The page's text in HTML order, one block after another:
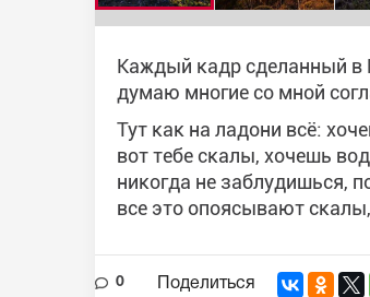
Каждый кадр сделанный в
думаю многие со мной
Тут как на ладони всё:
вот тебе скалы, хочешь
никогда не заблудишься,
все это опоясывают
0 Поделиться